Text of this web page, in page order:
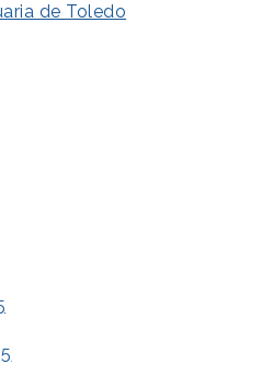
de Toledo